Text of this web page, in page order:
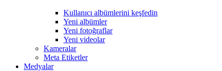
Kullanıcı albümlerini keşfedin
Yeni albümler
Yeni fotoğraflar
Yeni videolar
Kameralar
Meta Etiketler
Medyalar